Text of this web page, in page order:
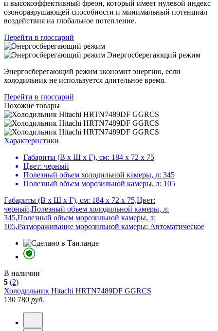
и высокоэффективный фреон, который имеет нулевой индекс
озоноразрушающей способности и минимальный потенциал
воздействия на глобальное потепление.
Перейти в глоссарий
Энергосберегающий режим
Энергосберегающий режим экономит энергию, если
холодильник не используется длительное время.
Перейти в глоссарий
Похожие товары
Характеристики
Габариты (В х Ш х Г), см: 184 х 72 х 75
Цвет: черный
Полезный объем холодильной камеры, л: 345
Полезный объем морозильной камеры, л: 105
Габариты (В х Ш х Г), см: 184 х 72 х 75,Цвет:
черный,Полезный объем холодильной камеры, л:
345,Полезный объем морозильной камеры, л:
105,Размораживание морозильной камеры: Автоматическое
В наличии
5 (2)
Холодильник Hitachi HRTN7489DF GGRCS
130 780 руб.